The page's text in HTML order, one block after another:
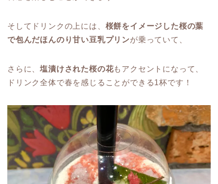
そしてドリンクの上には、 桜餅をイメージした桜の葉
で包んだほんのり甘い豆乳プリンが乗っていて、
さらに、塩漬けされた桜の花もアクセントになって、
ドリンク全体で春を感じることができる1杯です！